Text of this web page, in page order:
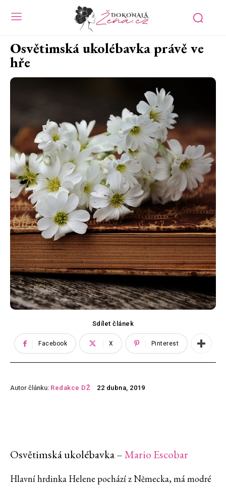
Osvětimská ukolébavka právě ve
hře
Sdílet článek
Facebook X Pinterest
Autor článku: Redakce DŽ 22 dubna, 2019
Osvětimská ukolébavka –Mario Escobar
Hlavní hrdinka Helene pochází z Německa, má modré